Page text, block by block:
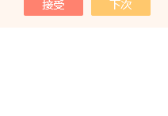
车后通过将核酸共价结合到尼龙膜和